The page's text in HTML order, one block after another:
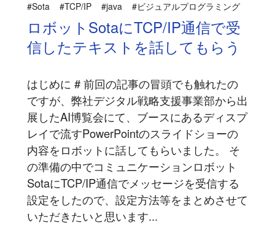
#Sota #TCP/IP #java #ビジュアルプログラミング
ロボットSotaにTCP/IP通信で受
信したテキストを話してもらう
はじめに # 前回の記事の冒頭でも触れたの
ですが、弊社デジタル戦略支援事業部から出
展したAI博覧会にて、ブースにあるディスプ
レイで流すPowerPointのスライドショーの
内容をロボットに話してもらいました。 そ
の準備の中でコミュニケーションロボット
SotaにTCP/IP通信でメッセージを受信する
設定をしたので、設定方法等をまとめさせて
いただきたいと思います...